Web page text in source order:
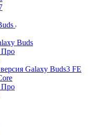
Buds
Про
Galaxy Buds3 FE
Про